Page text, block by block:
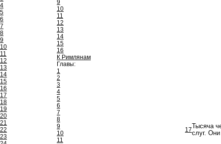
4
5
6
7
8
9
10
11
12
13
14
15
16
17
18
19
20
21
22
23
9
10
11
12
13
14
15
16
К Римлянам
Главы:
1
2
3
4
5
6
7
8
9
10
11
17 Тысяча
слуг.